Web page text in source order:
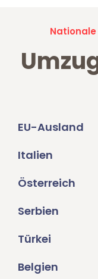
EU-Ausland
Italien
Österreich
Serbien
Türkei
Belgien